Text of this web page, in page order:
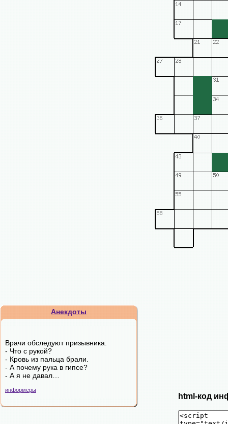
Анекдоты
Врачи обследуют призывника.
- Что с рукой?
- Кровь из пальца брали.
- А почему рука в гипсе?
- А я не давал…
информеры
html-код